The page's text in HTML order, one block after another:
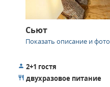
Сьют
Показать описание и фото
2+1 гостя
двухразовое питание